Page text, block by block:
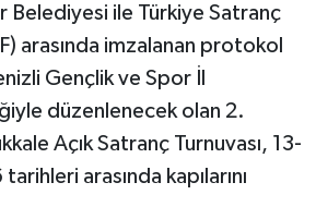
Belediyesi ile Türkiye Satranç
arasında imzalanan protokol
Gençlik ve Spor İl
düzenlenecek olan 2.
Açık Satranç Turnuvası, 13-
arasında kapılarını